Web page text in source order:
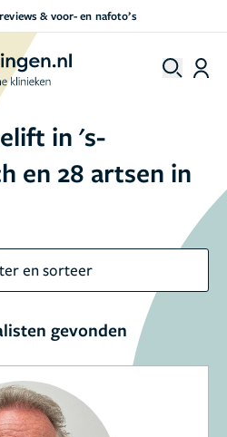
afspraak maken
in 's-
en 28 artsen in
en sorteer
gevonden